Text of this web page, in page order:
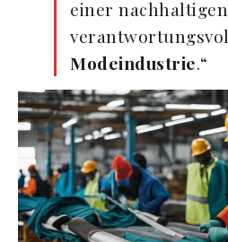
einer
Modeindustrie.“